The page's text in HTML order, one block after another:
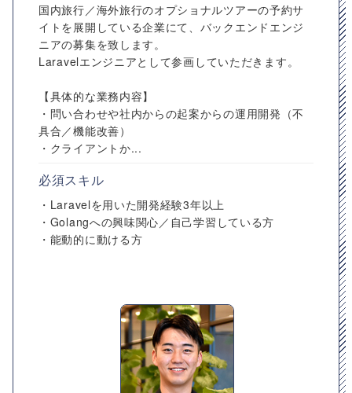
国内旅行／海外旅行のオプショナルツアーの予約サ
イトを展開している企業にて、バックエンドエンジ
ニアの募集を致します。
Laravelエンジニアとして参画していただきます。
【具体的な業務内容】
・問い合わせや社内からの起案からの運用開発（不
具合／機能改善）
・クライアントか...
必須スキル
・Laravelを用いた開発経験3年以上
・Golangへの興味関心／自己学習している方
・能動的に動ける方